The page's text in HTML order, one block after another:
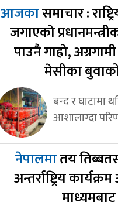
आजकासमाचार :
जगाएको
पाउनै गाह्रो,
मेसीका
बन्द र घाटामा
आशालाग्दा
नेपालमातय
अन्तर्राष्ट्रिय